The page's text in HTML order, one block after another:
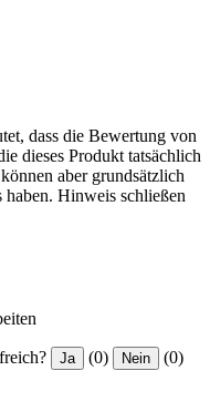
dass die Bewertung von
dieses Produkt tatsächlich
aber grundsätzlich
haben. Hinweis schließen
Ja (0) Nein (0)